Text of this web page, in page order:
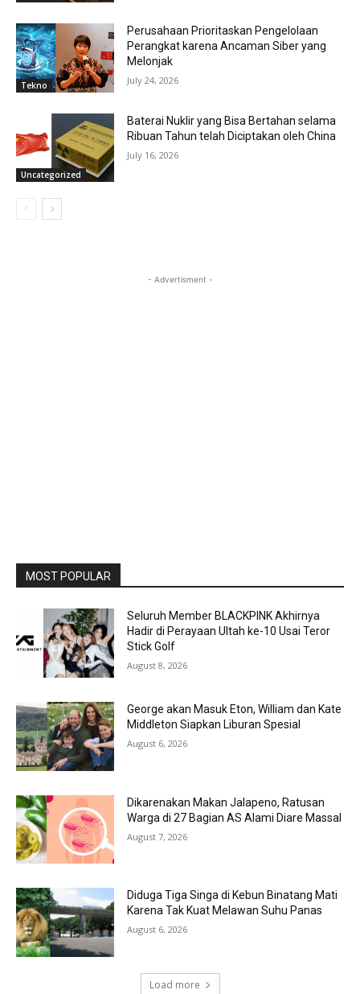
Tekno
Perusahaan Prioritaskan Pengelolaan
Perangkat karena Ancaman Siber yang
Melonjak
July 24, 2026
Uncategorized
Baterai Nuklir yang Bisa Bertahan selama
Ribuan Tahun telah Diciptakan oleh China
July 16, 2026
- Advertisment -
MOST POPULAR
Seluruh Member BLACKPINK Akhirnya
Hadir di Perayaan Ultah ke-10 Usai Teror
Stick Golf
August 8, 2026
George akan Masuk Eton, William dan Kate
Middleton Siapkan Liburan Spesial
August 6, 2026
Dikarenakan Makan Jalapeno, Ratusan
Warga di 27 Bagian AS Alami Diare Massal
August 7, 2026
Diduga Tiga Singa di Kebun Binatang Mati
Karena Tak Kuat Melawan Suhu Panas
August 6, 2026
Load more